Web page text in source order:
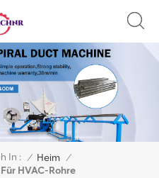
In : / Heim /
HVAC-Rohre